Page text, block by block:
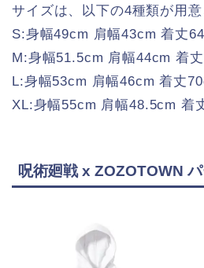
サイズは、以下の4種類が用意
S:身幅49cm 肩幅43cm 着丈
M:身幅51.5cm 肩幅44cm 着
L:身幅53cm 肩幅46cm 着丈
XL:身幅55cm 肩幅48.5cm 着
呪術廻戦 x ZOZOTOWN